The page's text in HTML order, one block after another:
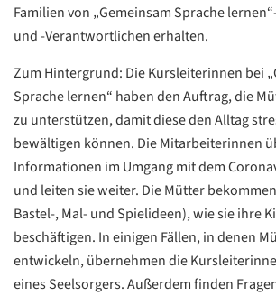
Familien von „Gemeinsam Sprache
und -Verantwortlichen erhalten.
Zum Hintergrund: Die Kursleiterinnen bei
Sprache lernen“ haben den Auftrag, die
zu unterstützen, damit diese den Alltag
bewältigen können. Die Mitarbeiterinnen
Informationen im Umgang mit dem
und leiten sie weiter. Die Mütter
Bastel-, Mal- und Spielideen), wie sie ihre
beschäftigen. In einigen Fällen, in denen
entwickeln, übernehmen die
eines Seelsorgers. Außerdem finden
ZURÜCK
Datenschutzerklärung
Übersetzen
/
Translate
ZURÜCK